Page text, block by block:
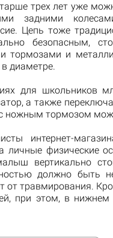
трех лет уже
задними
Цепь тоже
безопасным,
тормозами и
диаметре.
для школьников
а также
ножным тормозом
интернет-
личные физические
вертикально
должно быть
от травмирования.
при этом, в